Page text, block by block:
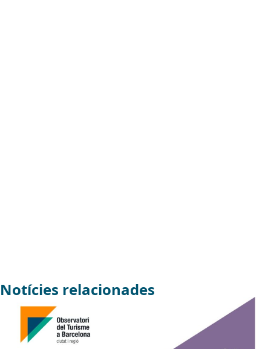
Notícies relacionades